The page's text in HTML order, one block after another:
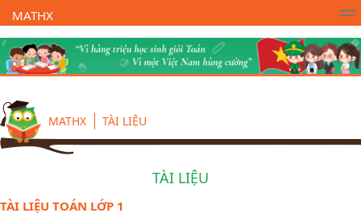
MATHX
Trường Toán Online MATHX Học toán - Lớp 1
MATHX TÀI LIỆU
TÀI LIỆU
TÀI LIỆU TOÁN LỚP 1